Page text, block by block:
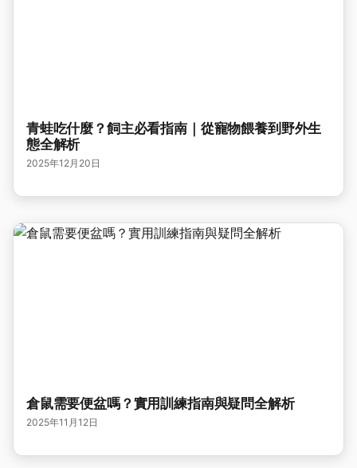
青蛙吃什麼？飼主必看指南｜從寵物餵養到野外生
態全解析
2025年12月20日
倉鼠需要便盆嗎？實用訓練指南與疑問全解析
2025年11月12日